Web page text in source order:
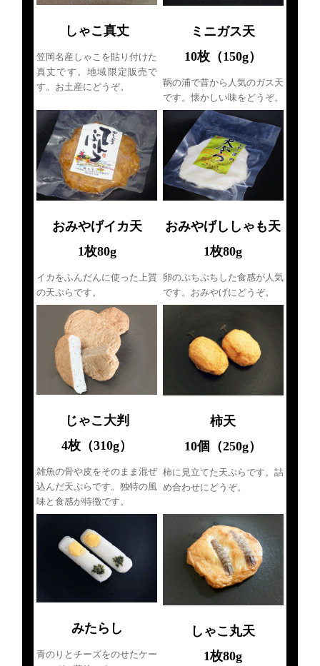
ミニガス天
10枚（150g）
鞆の浦で昔から人気のガス天
です。懐かしい味をどうぞ。
しゃこ真丈
笠岡名産しゃこを貼り付けた
真丈です。地域限定販売で
す。お土産にどうぞ。
おみやげししゃも天
1枚80g
卵のぷちぷちした食感が人気
です。おみやげにどうぞ。
おみやげイカ天
1枚80g
イカをふんだんに使った上質
の天ぷらです。
柿天
10個（250g）
柿に見立てた天ぷらです。詰
め合わせにどうぞ。
じゃこ大判
4枚（310g）
雑魚の骨や皮をそのまま混ぜ
込んだ天ぷらです。独特の風
味と食感が特徴です。
しゃこ丸天
1枚80g
みたらし
青のりとチーズをのせたケー